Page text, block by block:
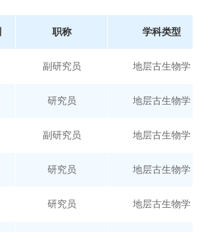
职称 学科类型
副研究员 地层古生物学
研究员 地层古生物学
副研究员 地层古生物学
研究员 地层古生物学
研究员 地层古生物学